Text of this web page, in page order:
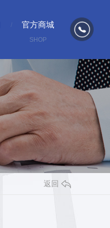
官方商城
SHOP
返回